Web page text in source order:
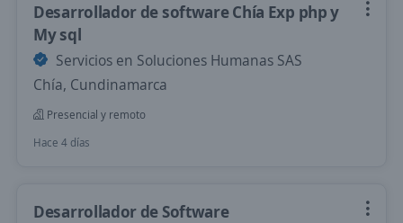
Desarrollador de software Chía Exp php y
My sql
Servicios en Soluciones Humanas SAS
Chía, Cundinamarca
Presencial y remoto
Hace 4 días
Desarrollador de Software